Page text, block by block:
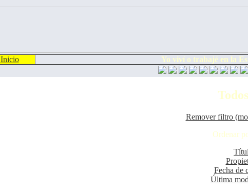
Inicio Yo viví o trabajé en la
Todos
Remover filtro
Ordenar
Fecha de
Última